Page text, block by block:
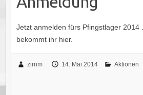
Jetzt anmelden fürs Pfingstlager 2014
bekommt ihr hier.
zirnm 14. Mai 2014 Aktionen